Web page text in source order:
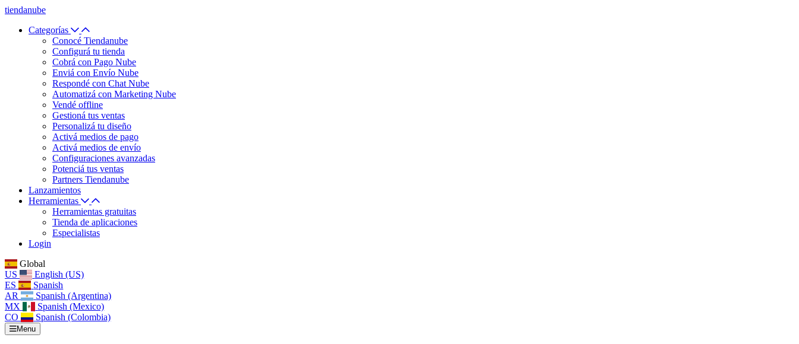
tiendanube
Categorías
Conocé Tiendanube
Configurá tu tienda
Cobrá con Pago Nube
Enviá con Envío Nube
Respondé con Chat Nube
Automatizá con Marketing Nube
Vendé offline
Gestioná tus ventas
Personalizá tu diseño
Activá medios de pago
Activá medios de envío
Configuraciones avanzadas
Potenciá tus ventas
Partners Tiendanube
Lanzamientos
Herramientas
Herramientas gratuitas
Tienda de aplicaciones
Especialistas
Login
Global
US
English (US)
ES
Spanish
AR
Spanish (Argentina)
MX
Spanish (Mexico)
CO
Spanish (Colombia)
Menu